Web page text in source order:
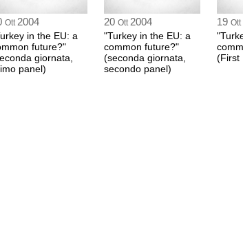
Ott 2004
in the EU: a
future?"
giornata,
panel)
20 Ott 2004
"Turkey in the EU: a
common future?"
(seconda giornata,
secondo panel)
19 Ott
(First